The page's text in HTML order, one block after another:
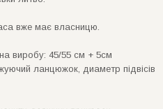
вже має власницю.
виробу: 45/55 см + 5см
ланцюжок, диаметр пiдвiсiв